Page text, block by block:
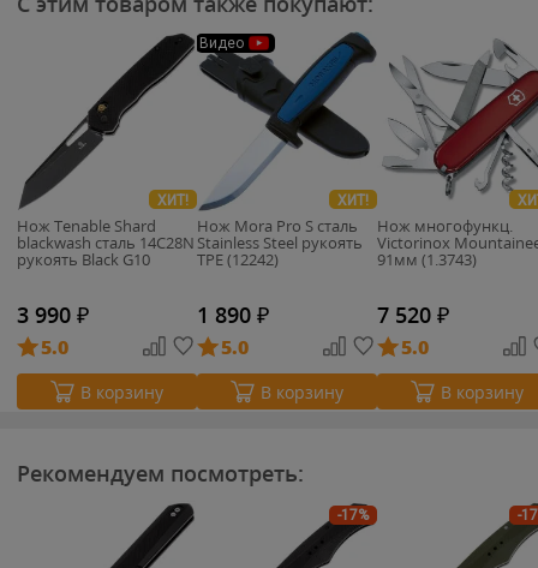
ХИТ!
Нож Tenable Shard
blackwash сталь 14C28N
рукоять Black G10
3 990 ₽
5.0
В корзину
Видео
ХИТ!
Нож Mora Pro S сталь
Stainless Steel рукоять
TPE (12242)
1 890 ₽
5.0
В корзину
Нож многофункц.
Victorinox
91мм (1.3743)
7 520 ₽
5.0
В корзину
Рекомендуем посмотреть:
-17% -